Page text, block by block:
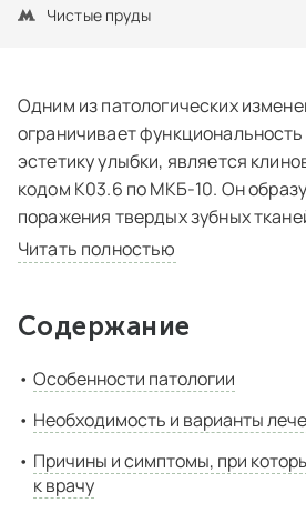
Чистые пруды
Одним из патологических
ограничивает
эстетику улыбки, является
кодом К03.6 по МКБ-10. Он
поражения твердых зубных
происхождения. Как правило,
Читать полностью
Содержание
Особенности патологии
Необходимость и варианты
Причины и симптомы, при
к врачу